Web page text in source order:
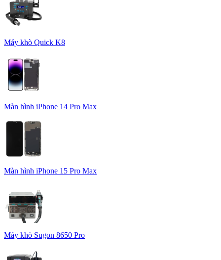
Máy khò Quick K8
Màn hình iPhone 14 Pro Max
Màn hình iPhone 15 Pro Max
Máy khò Sugon 8650 Pro